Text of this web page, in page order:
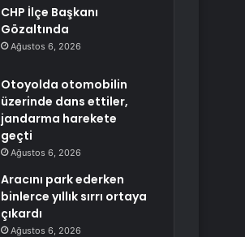
CHP İlçe Başkanı
Gözaltında
Ağustos 6, 2026
Otoyolda otomobilin
üzerinde dans ettiler,
jandarma harekete
geçti
Ağustos 6, 2026
Aracını park ederken
binlerce yıllık sırrı ortaya
çıkardı
Ağustos 6, 2026